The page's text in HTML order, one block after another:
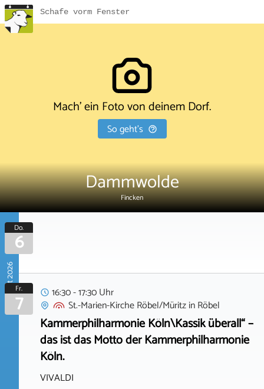
Schafe vorm Fenster
Mach' ein Foto von deinem Dorf.
So geht's
Dammwolde
Fincken
August 2026
Do.
6
Fr.
7
16:30 - 17:30 Uhr
St.-Marien-Kirche Röbel/MüritzinRöbel
Kammerphilharmonie Köln\Kassik überall“ –
das ist das Motto der Kammerphilharmonie
Köln.
VIVALDI